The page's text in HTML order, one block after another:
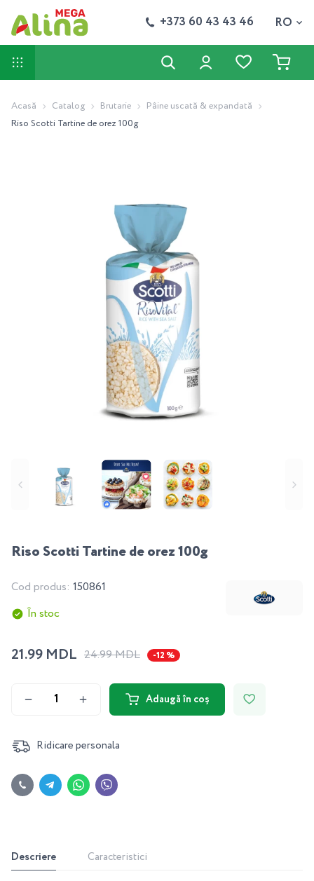
+373 60 43 43 46 RO
Acasă Catalog Brutarie
Pâine uscată & expandată
Riso Scotti Tartine de orez 100g
Riso Scotti Tartine de orez 100g
Cod produs: 150861
În stoc
21.99 MDL 24.99 MDL -12 %
Adaugă în coș
Ridicare personala
Descriere Caracteristici